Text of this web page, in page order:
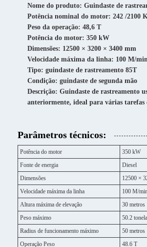
Nome do produto: Guindaste de
Potência nominal do motor: 242 /2100
Peso da operação: 48,6 T
Potência do motor: 350 kW
Dimensões: 12500 × 3200 × 3400 mm
Velocidade máxima da linha: 100 M/
Tipo: guindaste de rastreamento 85T
Condição: guindaste de segunda mão
Descrição: Guindaste de rastreamento
anteriormente, ideal para várias tarefas
Parâmetros técnicos:
Potência do motor
350 kW
Fonte de energia
Diesel
Dimensões
12500 ×
Velocidade máxima da linha
100 M/
Altura máxima de elevação
30 metros
Peso máximo
50.2
Radius de funcionamento máximo
50 metros
Operação Peso
48.6 T